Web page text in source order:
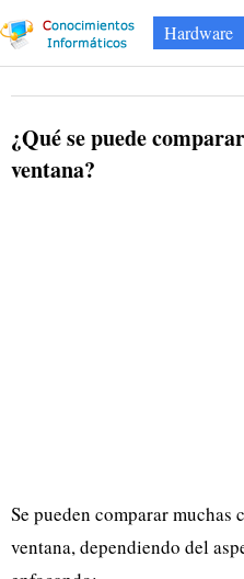
Hardware
¿Qué se puede
ventana?
Se pueden comparar muchas
ventana, dependiendo del